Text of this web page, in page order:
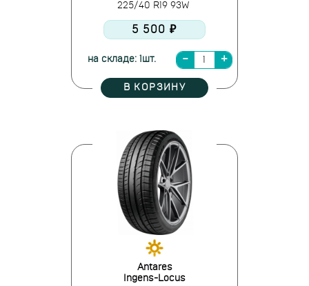
225/40 R19 93W
5 500 ₽
на складе: 1шт.
В КОРЗИНУ
Antares
Ingens-Locus